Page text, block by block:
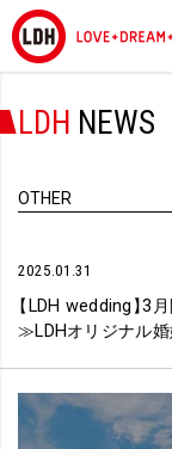
LDH NEWS
OTHER
2025.01.31
【 LDH wedding 】3
≫LDHオリジナル婚